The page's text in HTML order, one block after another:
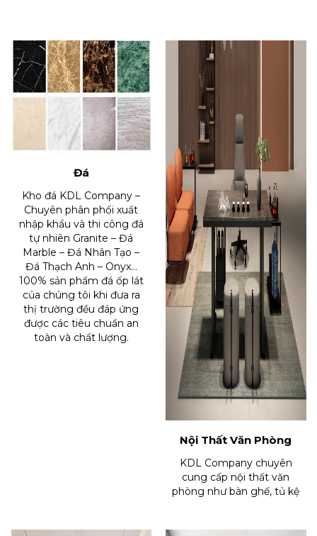
Đá
Kho đá KDL Company –
Chuyên phân phối xuất
nhập khẩu và thi công đá
tự nhiên Granite – Đá
Marble – Đá Nhân Tạo –
Đá Thạch Anh – Onyx…
100% sản phẩm đá ốp lát
của chúng tôi khi đưa ra
thị trường đều đáp ứng
được các tiêu chuẩn an
toàn và chất lượng.
Nội Thất Văn Phòng
KDL Company chuyên
cung cấp nội thất văn
phòng như bàn ghế, tủ kệ